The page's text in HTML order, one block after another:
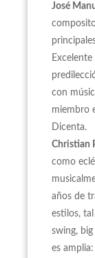
José
con
miembro
Dicenta.
Christian
como
años de
estilos,
swing,
es